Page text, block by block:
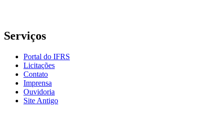
Serviços
Portal do IFRS
Licitações
Contato
Imprensa
Ouvidoria
Site Antigo